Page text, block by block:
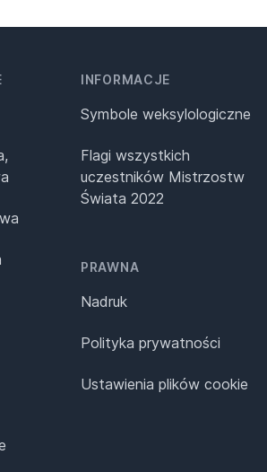
INFORMACJE
Symbole weksylologiczne
Flagi wszystkich
uczestników Mistrzostw
Świata 2022
PRAWNA
Nadruk
Polityka prywatności
Ustawienia plików cookie